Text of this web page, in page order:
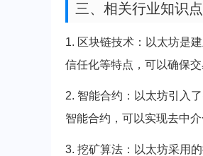
三、相关行业知识点
1. 区块链技术：以太坊是
信任化等特点，可以确保交
2. 智能合约：以太坊引入
智能合约，可以实现去中
3. 挖矿算法：以太坊采用